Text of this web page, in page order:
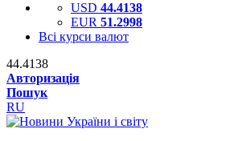
USD 44.4138
EUR 51.2998
Всі курси валют
44.4138
Авторизація
Пошук
RU